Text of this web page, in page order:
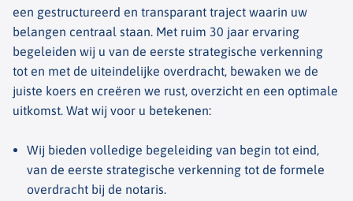
een gestructureerd en transparant traject waarin uw
belangen centraal staan. Met ruim 30 jaar ervaring
begeleiden wij u van de eerste strategische verkenning
tot en met de uiteindelijke overdracht, bewaken we de
juiste koers en creëren we rust, overzicht en een optimale
uitkomst. Wat wij voor u betekenen:
Wij bieden volledige begeleiding van begin tot eind,
van de eerste strategische verkenning tot de formele
overdracht bij de notaris.